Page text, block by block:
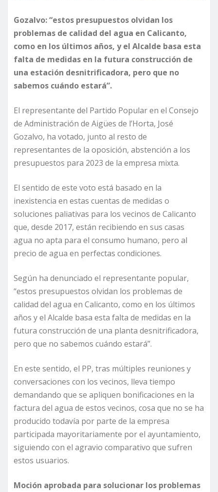
Gozalvo: “estos presupuestos olvidan los
problemas de calidad del agua en Calicanto,
como en los últimos años, y el Alcalde basa esta
falta de medidas en la futura construcción de
una estación desnitrificadora, pero que no
sabemos cuándo estará”.
El representante del Partido Popular en el Consejo
de Administración de Aigües de l’Horta, José
Gozalvo, ha votado, junto al resto de
representantes de la oposición, abstención a los
presupuestos para 2023 de la empresa mixta.
El sentido de este voto está basado en la
inexistencia en estas cuentas de medidas o
soluciones paliativas para los vecinos de Calicanto
que, desde 2017, están recibiendo en sus casas
agua no apta para el consumo humano, pero al
precio de agua en perfectas condiciones.
Según ha denunciado el representante popular,
“estos presupuestos olvidan los problemas de
calidad del agua en Calicanto, como en los últimos
años y el Alcalde basa esta falta de medidas en la
futura construcción de una planta desnitrificadora,
pero que no sabemos cuándo estará”.
En este sentido, el PP, tras múltiples reuniones y
conversaciones con los vecinos, lleva tiempo
demandando que se apliquen bonificaciones en la
factura del agua de estos vecinos, cosa que no se ha
producido todavía por parte de la empresa
participada mayoritariamente por el ayuntamiento,
siguiendo con el agravio comparativo que sufren
estos usuarios.
Moción aprobada para solucionar los problemas